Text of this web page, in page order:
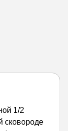
1/2
сковороде